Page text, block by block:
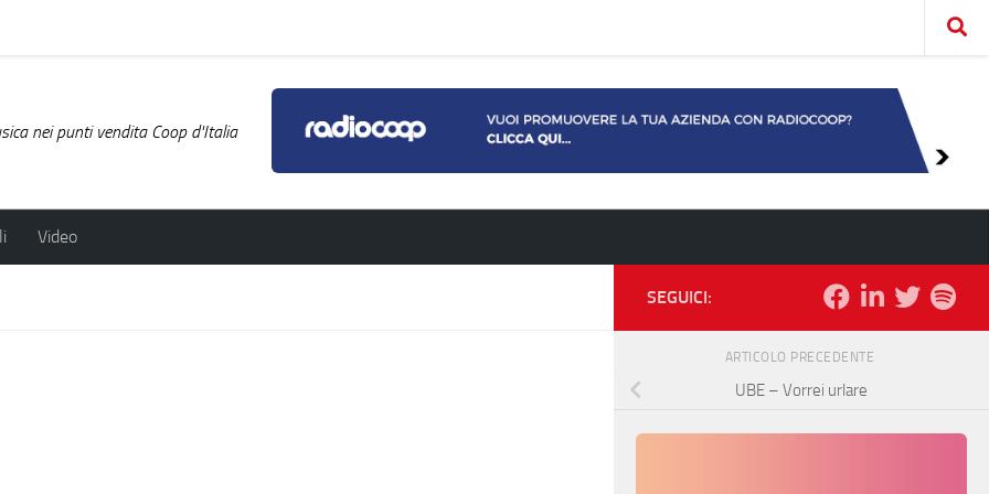
nei punti vendita Coop d'Italia
Video
SEGUICI:
ARTICOLO PRECEDENTE
UBE – Vorrei urlare